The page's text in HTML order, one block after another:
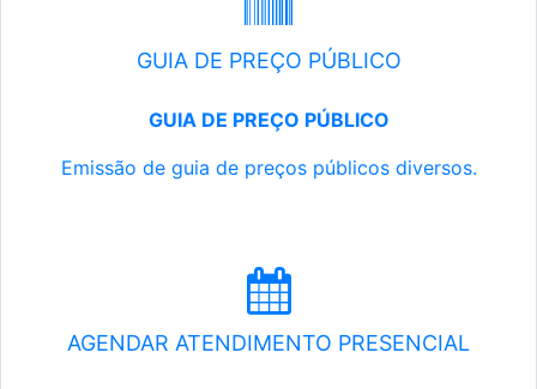
GUIA DE PREÇO PÚBLICO
GUIA DE PREÇO PÚBLICO
Emissão de guia de preços públicos diversos.
AGENDAR ATENDIMENTO PRESENCIAL